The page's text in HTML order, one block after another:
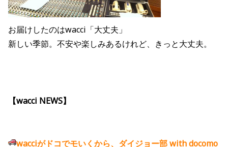
お届けしたのはwacci「大丈夫」
新しい季節。不安や楽しみあるけれど、きっと大丈夫。
【wacci NEWS】
wacciがドコでモいくから、ダイジョー部 with docomo